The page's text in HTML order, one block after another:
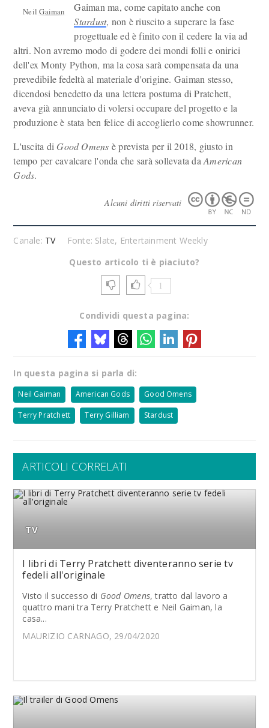
Neil Gaiman
Gaiman ma, come capitato anche con
Stardust, non è riuscito a superare la fase
progettuale ed è finito con il cedere la via ad
altri. Non avremo modo di godere dei mondi folli e onirici
dell'ex Monty Python, ma la cosa sarà compensata da una
prevedibile fedeltà al materiale d'origine. Gaiman stesso,
dicendosi benedetto da una lettera postuma di Pratchett,
aveva già annunciato di volersi occupare del progetto e la
produzione è stata ben felice di accoglierlo come showrunner.
L'uscita di Good Omens è prevista per il 2018, giusto in
tempo per cavalcare l'onda che sarà sollevata daAmerican
Gods.
Alcuni diritti riservati
Canale: TV
Fonte: Slate, Entertainment Weekly
Questo articolo ti è piaciuto?
1
Condividi questa pagina:
In questa pagina si parla di:
Neil Gaiman American Gods Good Omens
Terry Pratchett Terry Gilliam Stardust
ARTICOLI CORRELATI
TV
I libri di Terry Pratchett diventeranno serie tv
fedeli all'originale
Visto il successo di Good Omens, tratto dal lavoro a
quattro mani tra Terry Pratchett e Neil Gaiman, la
casa...
MAURIZIO CARNAGO, 29/04/2020